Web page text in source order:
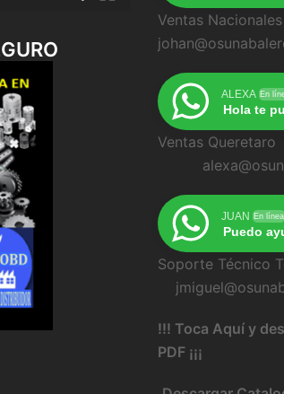
Ventas
ALEXA En
Hola te
Ventas
JUAN En línea
Puedo
Soporte
!!! Toca Aquí y
PDF ¡¡¡